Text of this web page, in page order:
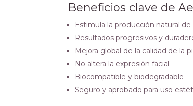
Beneficios clave de
Estimula la producción natural
Resultados progresivos y
Mejora global de la calidad de la
No altera la expresión facial
Biocompatible y biodegradable
Seguro y aprobado para uso